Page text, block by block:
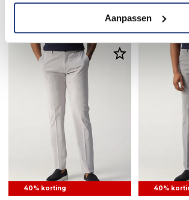
Aanpassen
pocket
185,95
40% korting 40%